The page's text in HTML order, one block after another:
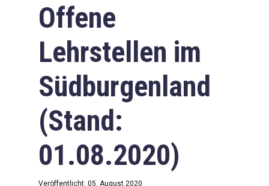
Offene
Lehrstellen im
Südburgenland
(Stand:
01.08.2020)
Veröffentlicht: 05. August 2020